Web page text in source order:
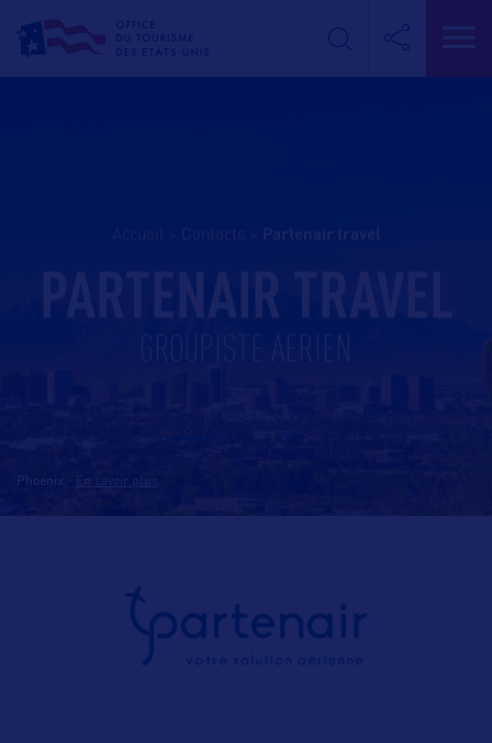
Accueil Contacts
PARTENAIR TRAVEL
GROUPISTE AERIEN
Phoenix